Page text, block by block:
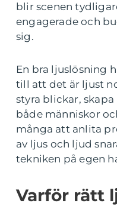
blir scenen
engagerade och
sig.
En bra ljuslösning
till att det är ljust
styra blickar,
både människor
många att anlita
av ljus och ljud
tekniken på egen
Varför rätt